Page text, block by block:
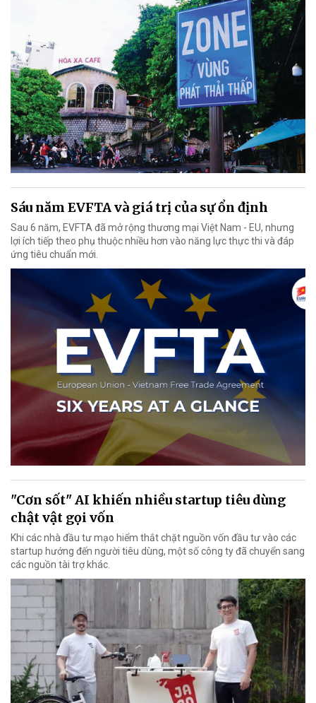
Sáu năm EVFTA và giá trị của sự ổn định
Sau 6 năm, EVFTA đã mở rộng thương mại Việt Nam - EU, nhưng
lợi ích tiếp theo phụ thuộc nhiều hơn vào năng lực thực thi và đáp
ứng tiêu chuẩn mới.
"Cơn sốt" AI khiến nhiều startup tiêu dùng
chật vật gọi vốn
Khi các nhà đầu tư mạo hiểm thắt chặt nguồn vốn đầu tư vào các
startup hướng đến người tiêu dùng, một số công ty đã chuyển sang
các nguồn tài trợ khác.